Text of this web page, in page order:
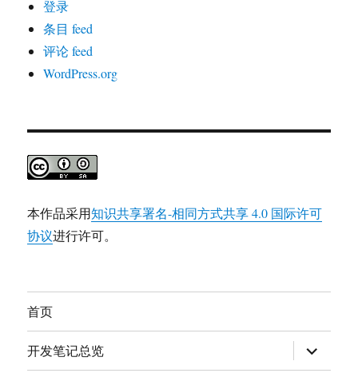
登录
条目 feed
评论 feed
WordPress.org
本作品采用知识共享署名-相同方式共享 4.0 国际许可
协议进行许可。
首页
开发笔记总览 展
开